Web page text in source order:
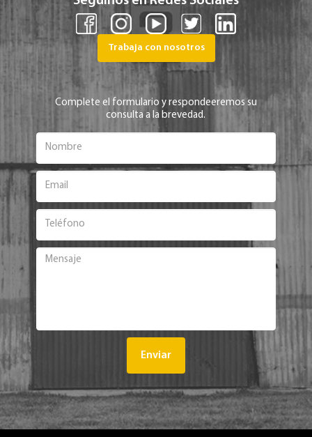
Trabaja con nosotros
Complete el formulario y respondeeremos su
consulta a la brevedad.
Enviar